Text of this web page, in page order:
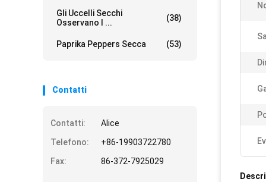
Gli Uccelli Secchi
Osservano I ...
(38)
Paprika Peppers Secca (53)
Contatti
Contatti:
Alice
Telefono:
+86-19903722780
Fax:
86-372-7925029